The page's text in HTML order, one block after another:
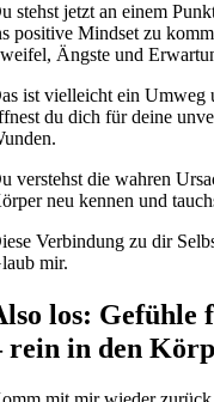
stehst jetzt an einem
positive Mindset zu
Ängste und
ist vielleicht ein Umweg
du dich für deine
verstehst die wahren
neu kennen und
Verbindung zu dir
mir.
los: Gefühle
rein in den